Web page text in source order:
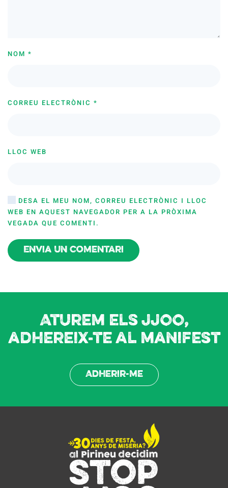
NOM *
CORREU ELECTRÒNIC *
LLOC WEB
DESA EL MEU NOM, CORREU ELECTRÒNIC I LLOC
WEB EN AQUEST NAVEGADOR PER A LA PRÒXIMA
VEGADA QUE COMENTI.
Envia un comentari
Aturem els JJOO,
adhereix-te al manifest
Adherir-me